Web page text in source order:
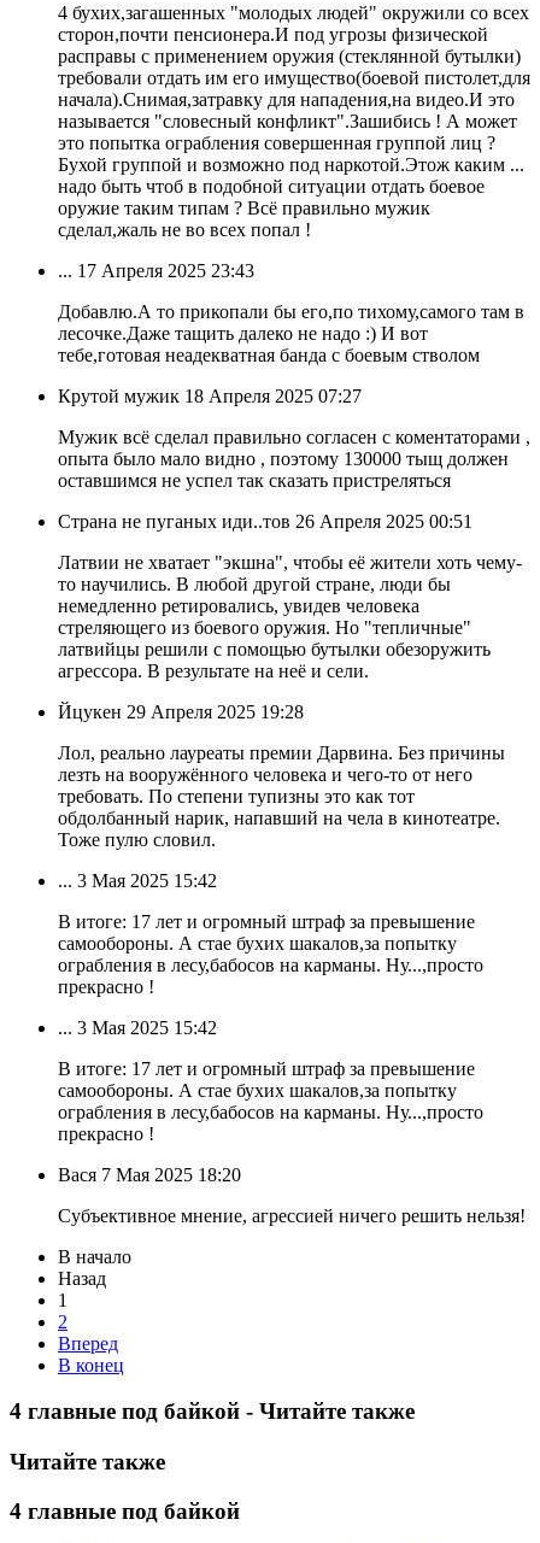
4 бухих,загашенных "молодых людей" окружили со всех
сторон,почти пенсионера.И под угрозы физической
расправы с применением оружия (стеклянной бутылки)
требовали отдать им его имущество(боевой пистолет,для
начала).Снимая,затравку для нападения,на видео.И это
называется "словесный конфликт".Зашибись ! А может
это попытка ограбления совершенная группой лиц ?
Бухой группой и возможно под наркотой.Этож каким ...
надо быть чтоб в подобной ситуации отдать боевое
оружие таким типам ? Всё правильно мужик
сделал,жаль не во всех попал !
... 17 Апреля 2025 23:43
Добавлю.А то прикопали бы его,по тихому,самого там в
лесочке.Даже тащить далеко не надо :) И вот
тебе,готовая неадекватная банда с боевым стволом
Крутой мужик 18 Апреля 2025 07:27
Мужик всё сделал правильно согласен с коментаторами ,
опыта было мало видно , поэтому 130000 тыщ должен
оставшимся не успел так сказать пристреляться
Страна не пуганых иди..тов 26 Апреля 2025 00:51
Латвии не хватает "экшна", чтобы её жители хоть чему-
то научились. В любой другой стране, люди бы
немедленно ретировались, увидев человека
стреляющего из боевого оружия. Но "тепличные"
латвийцы решили с помощью бутылки обезоружить
агрессора. В результате на неё и сели.
Йцукен 29 Апреля 2025 19:28
Лол, реально лауреаты премии Дарвина. Без причины
лезть на вооружённого человека и чего-то от него
требовать. По степени тупизны это как тот
обдолбанный нарик, напавший на чела в кинотеатре.
Тоже пулю словил.
... 3 Мая 2025 15:42
В итоге: 17 лет и огромный штраф за превышение
самообороны. А стае бухих шакалов,за попытку
ограбления в лесу,бабосов на карманы. Ну...,просто
прекрасно !
... 3 Мая 2025 15:42
В итоге: 17 лет и огромный штраф за превышение
самообороны. А стае бухих шакалов,за попытку
ограбления в лесу,бабосов на карманы. Ну...,просто
прекрасно !
Вася 7 Мая 2025 18:20
Субъективное мнение, агрессией ничего решить нельзя!
В начало
Назад
1
2
Вперед
В конец
4 главные под байкой - Читайте также
Читайте также
4 главные под байкой